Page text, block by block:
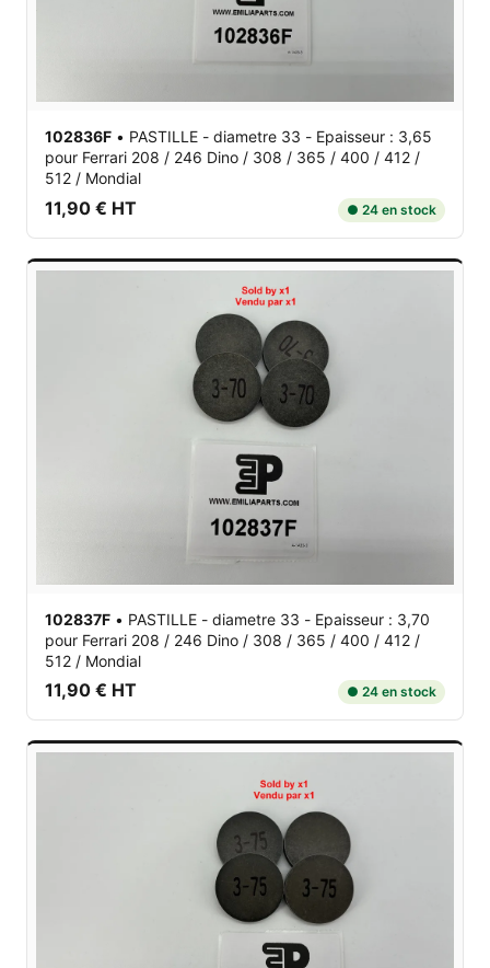
102836F • PASTILLE - diametre 33 - Epaisseur : 3,65
pour Ferrari 208 / 246 Dino / 308 / 365 / 400 / 412 /
512 / Mondial
11,90 € HT ● 24 en stock
102837F • PASTILLE - diametre 33 - Epaisseur : 3,70
pour Ferrari 208 / 246 Dino / 308 / 365 / 400 / 412 /
512 / Mondial
11,90 € HT ● 24 en stock